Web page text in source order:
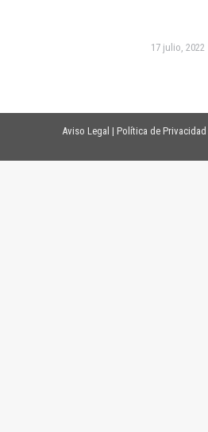
17 julio, 2022
Aviso Legal | Política de Privacidad